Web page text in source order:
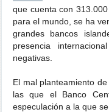
que cuenta con
para el mundo, se ha
grandes bancos
presencia
negativas.
El mal planteamiento
las que el Banco
especulación a la que